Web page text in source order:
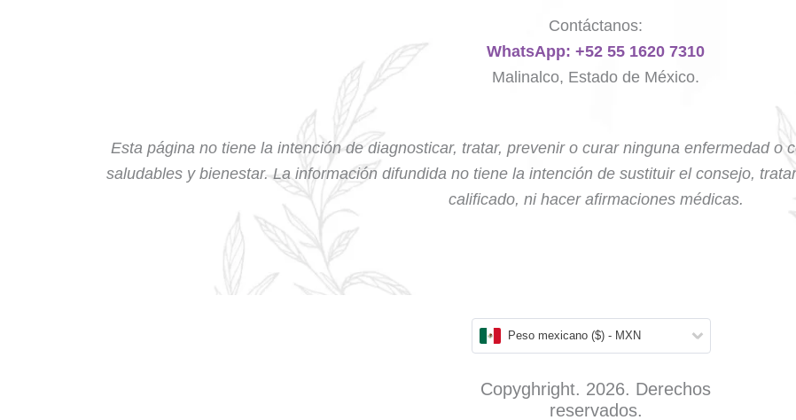
Contáctanos:
WhatsApp: +52 55 1620 7310
Malinalco, Estado de México.
Esta página no tiene la intención de diagnosticar, tratar, prevenir o curar ninguna enfermedad o
saludables y bienestar. La información difundida no tiene la intención de sustituir el consejo,
calificado, ni hacer afirmaciones médicas.
Peso mexicano ($) - MXN
Copyghright. 2026. Derechos
reservados.